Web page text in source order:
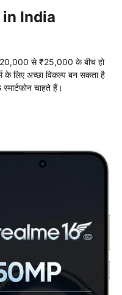
in India
से ₹25,000 के बीच हो
लिए अच्छा विकल्प बन सकता है
चाहते हैं।